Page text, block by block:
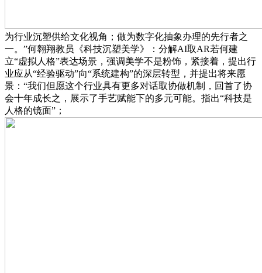
为行业沉塑供给文化视角；做为数字化抽象办理的先行者之
一。”何翱翔教员《科技沉塑美学》：分解AI取AR若何建
立“虚拟人格”表达场景，强调美学不是粉饰，紧接着，提出行
业应从“经验驱动”向“系统建构”的深层转型，并提出将来愿
景：“我们但愿这个行业具有更多对话取协做机制，回首了协
会十年成长之，展示了手艺赋能下的多元可能。指出“科技是
人格的镜面”；